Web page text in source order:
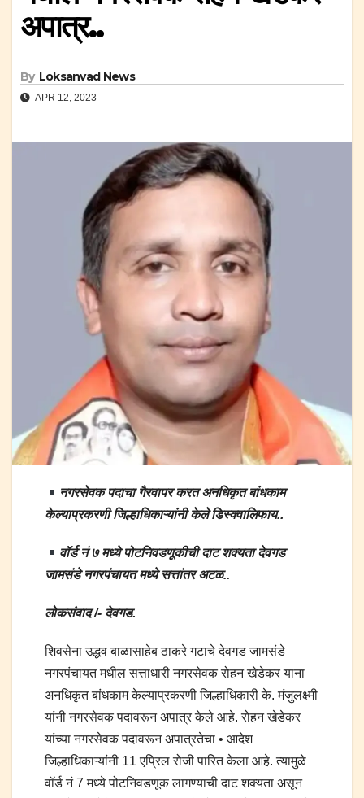
अपात्र..
By Loksanvad News
APR 12, 2023
नगरसेवक पदाचा गैरवापर करत अनधिकृत बांधकाम
केल्याप्रकरणी जिल्हाधिकाऱ्यांनी केले डिस्क्वालिफाय..
वॉर्ड नं ७ मध्ये पोटनिवडणूकीची दाट शक्यता देवगड
जामसंडे नगरपंचायत मध्ये सत्तांतर अटळ..
लोकसंवाद /- देवगड.
शिवसेना उद्धव बाळासाहेब ठाकरे गटाचे देवगड जामसंडे
नगरपंचायत मधील सत्ताधारी नगरसेवक रोहन खेडेकर याना
अनधिकृत बांधकाम केल्याप्रकरणी जिल्हाधिकारी के. मंजुलक्ष्मी
यांनी नगरसेवक पदावरून अपात्र केले आहे. रोहन खेडेकर
यांच्या नगरसेवक पदावरून अपात्रतेचा • आदेश
जिल्हाधिकाऱ्यांनी 11 एप्रिल रोजी पारित केला आहे. त्यामुळे
वॉर्ड नं 7 मध्ये पोटनिवडणूक लागण्याची दाट शक्यता असून